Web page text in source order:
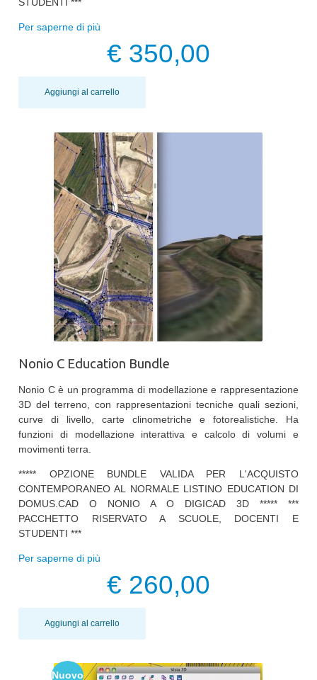
Per saperne di più
€ 350,00
Aggiungi al carrello
Nonio C Education Bundle
Nonio C è un programma di modellazione e rappresentazione
3D del terreno, con rappresentazioni tecniche quali sezioni,
curve di livello, carte clinometriche e fotorealistiche. Ha
funzioni di modellazione interattiva e calcolo di volumi e
movimenti terra.
***** OPZIONE BUNDLE VALIDA PER L'ACQUISTO
CONTEMPORANEO AL NORMALE LISTINO EDUCATION DI
DOMUS.CAD O NONIO A O DIGICAD 3D ***** ***
PACCHETTO RISERVATO A SCUOLE, DOCENTI E
STUDENTI ***
Per saperne di più
€ 260,00
Aggiungi al carrello
Nuovo